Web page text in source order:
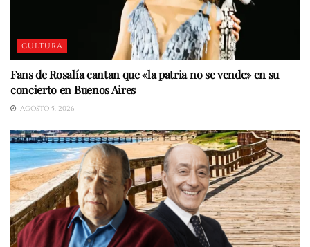
CULTURA
Fans de Rosalía cantan que «la patria no se vende» en su
concierto en Buenos Aires
AGOSTO 5, 2026